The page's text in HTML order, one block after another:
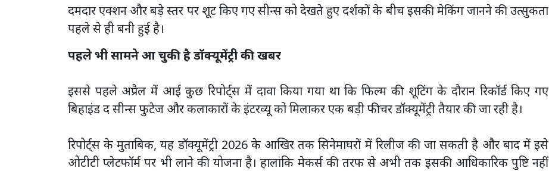
दमदार एक्शन और बड़े स्तर पर शूट किए गए सीन्स को देखते हुए दर्शकों के बीच इसकी मेकिंग जानने की उत्सुकता
पहले से ही बनी हुई है।
पहले भी सामने आ चुकी है डॉक्यूमेंट्री की खबर
इससे पहले अप्रैल में आई कुछ रिपोर्ट्स में दावा किया गया था कि फिल्म की शूटिंग के दौरान रिकॉर्ड किए गए
बिहाइंड द सीन्स फुटेज और कलाकारों के इंटरव्यू को मिलाकर एक बड़ी फीचर डॉक्यूमेंट्री तैयार की जा रही है।
रिपोर्ट्स के मुताबिक, यह डॉक्यूमेंट्री 2026 के आखिर तक सिनेमाघरों में रिलीज की जा सकती है और बाद में इसे
ओटीटी प्लेटफॉर्म पर भी लाने की योजना है। हालांकि मेकर्स की तरफ से अभी तक इसकी आधिकारिक पुष्टि नहीं